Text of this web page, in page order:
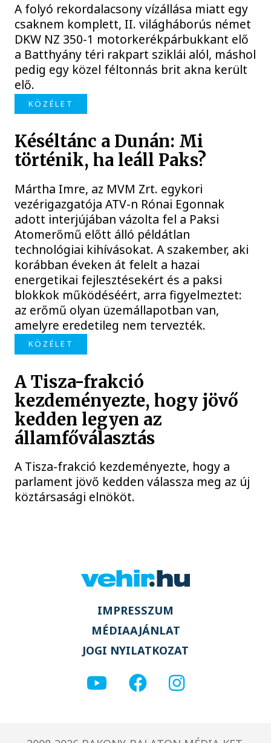
A folyó rekordalacsony vízállása miatt egy
csaknem komplett, II. világháborús német
DKW NZ 350-1 motorkerékpárbukkant elő
a Batthyány téri rakpart sziklái alól, máshol
pedig egy közel féltonnás brit akna került
elő.
KÖZÉLET
Késéltánc a Dunán: Mi
történik, ha leáll Paks?
Mártha Imre, az MVM Zrt. egykori
vezérigazgatója ATV-n Rónai Egonnak
adott interjújában vázolta fel a Paksi
Atomerőmű előtt álló példátlan
technológiai kihívásokat. A szakember, aki
korábban éveken át felelt a hazai
energetikai fejlesztésekért és a paksi
blokkok működéséért, arra figyelmeztet:
az erőmű olyan üzemállapotban van,
amelyre eredetileg nem tervezték.
KÖZÉLET
A Tisza-frakció
kezdeményezte, hogy jövő
kedden legyen az
államfőválasztás
A Tisza-frakció kezdeményezte, hogy a
parlament jövő kedden válassza meg az új
köztársasági elnököt.
IMPRESSZUM
MÉDIAAJÁNLAT
JOGI NYILATKOZAT